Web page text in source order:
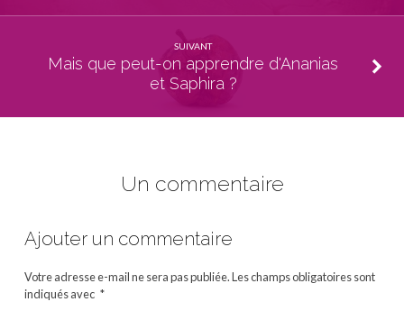
SUIVANT
Mais que peut-on apprendre d'Ananias
et Saphira ?
Un commentaire
Ajouter un commentaire
Votre adresse e-mail ne sera pas publiée.Les champs obligatoires sont
indiqués avec *